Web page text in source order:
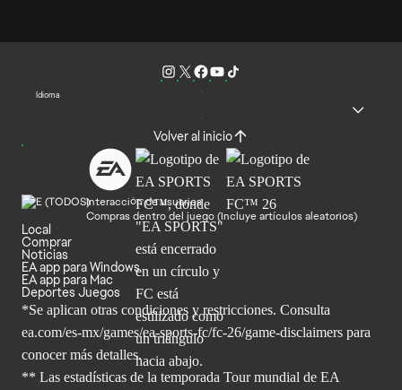
Idioma
Volver al inicio
Interacción de usuarios
Compras dentro del juego (Incluye artículos aleatorios)
Local
Comprar
Noticias
EA app para Windows
EA app para Mac
Deportes Juegos
*Se aplican otras condiciones y restricciones. Consulta
ea.com/es-mx/games/ea-sports-fc/fc-26/game-disclaimers para
conocer más detalles.
** Las estadísticas de la temporada Tour mundial de EA